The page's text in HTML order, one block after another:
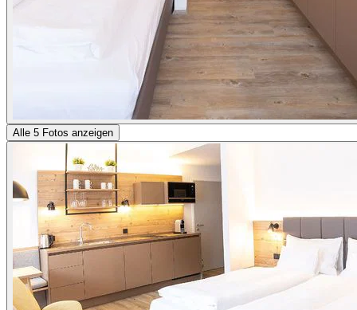
Alle 5 Fotos anzeigen